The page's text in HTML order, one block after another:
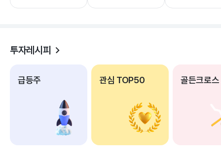
투자레시피
급등주 관심 TOP50 골든크로스